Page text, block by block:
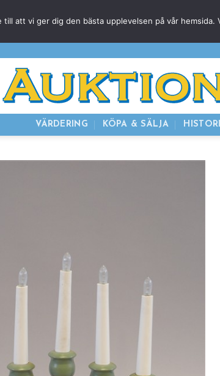
NUVARANDE AUKTION
VÄRDERING KÖPA & SÄLJA
att vi ger dig den bästa upplevelsen på vår